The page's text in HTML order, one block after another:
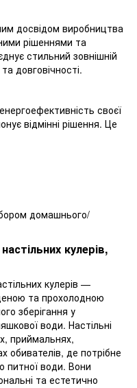
досвідом виробництва
рішеннями та
стильний зовнішній
довговічності.
своєї
відмінні рішення. Це
домашнього/
кулерів,
кулерів —
та прохолодною
зберігання у
води. Настільні
приймальнях,
обивателів, де потрібне
питної води. Вони
та естетично